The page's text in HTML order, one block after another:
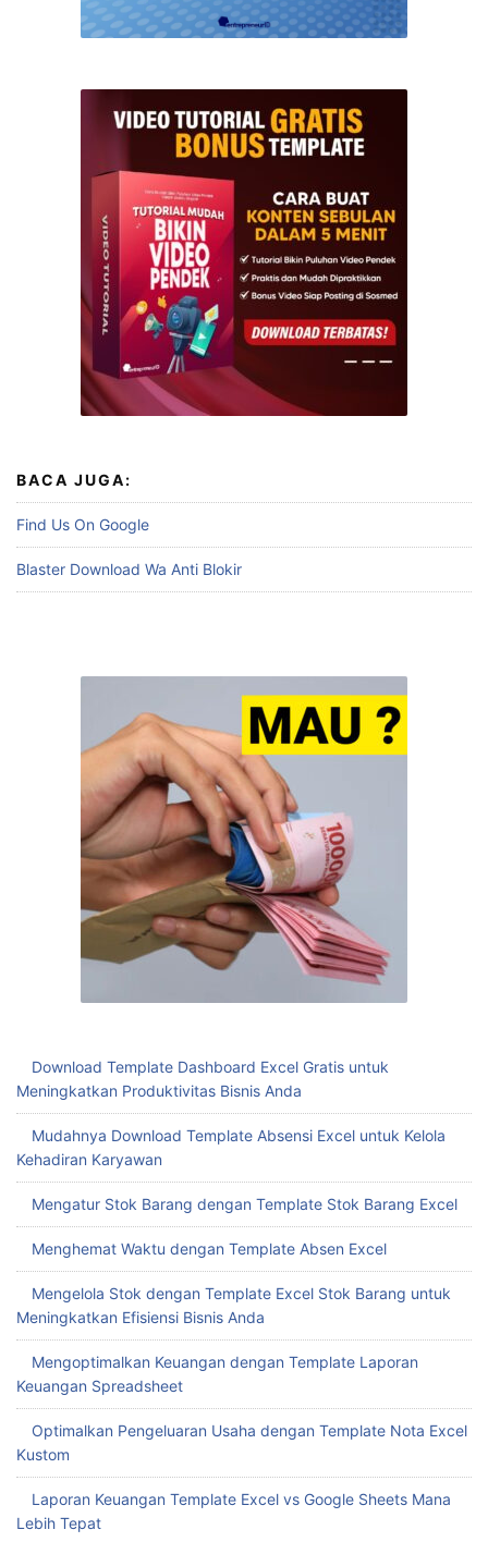
BACA JUGA:
Find Us On Google
Blaster Download Wa Anti Blokir
Download Template Dashboard Excel Gratis untuk
Meningkatkan Produktivitas Bisnis Anda
Mudahnya Download Template Absensi Excel untuk Kelola
Kehadiran Karyawan
Mengatur Stok Barang dengan Template Stok Barang Excel
Menghemat Waktu dengan Template Absen Excel
Mengelola Stok dengan Template Excel Stok Barang untuk
Meningkatkan Efisiensi Bisnis Anda
Mengoptimalkan Keuangan dengan Template Laporan
Keuangan Spreadsheet
Optimalkan Pengeluaran Usaha dengan Template Nota Excel
Kustom
Laporan Keuangan Template Excel vs Google Sheets Mana
Lebih Tepat